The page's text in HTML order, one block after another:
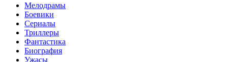
Мелодрамы
Боевики
Сериалы
Триллеры
Фантастика
Биография
Ужасы